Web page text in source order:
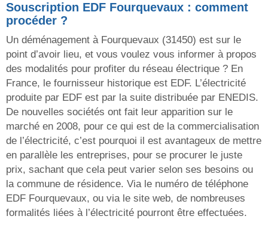
Souscription EDF Fourquevaux : comment
procéder ?
Un déménagement à Fourquevaux (31450) est sur le
point d’avoir lieu, et vous voulez vous informer à propos
des modalités pour profiter du réseau électrique ? En
France, le fournisseur historique est EDF. L’électricité
produite par EDF est par la suite distribuée par ENEDIS.
De nouvelles sociétés ont fait leur apparition sur le
marché en 2008, pour ce qui est de la commercialisation
de l’électricité, c’est pourquoi il est avantageux de mettre
en parallèle les entreprises, pour se procurer le juste
prix, sachant que cela peut varier selon ses besoins ou
la commune de résidence. Via le numéro de téléphone
EDF Fourquevaux, ou via le site web, de nombreuses
formalités liées à l’électricité pourront être effectuées.